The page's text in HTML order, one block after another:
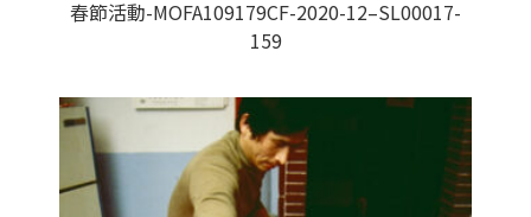
春節活動-MOFA109179CF-2020-12–SL00017-
159